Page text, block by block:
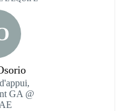
GA @